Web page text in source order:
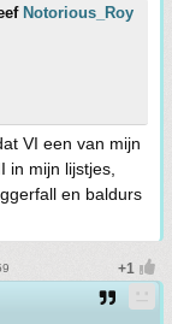
Notorious_Roy
VI een van mijn
in mijn lijstjes,
en baldurs